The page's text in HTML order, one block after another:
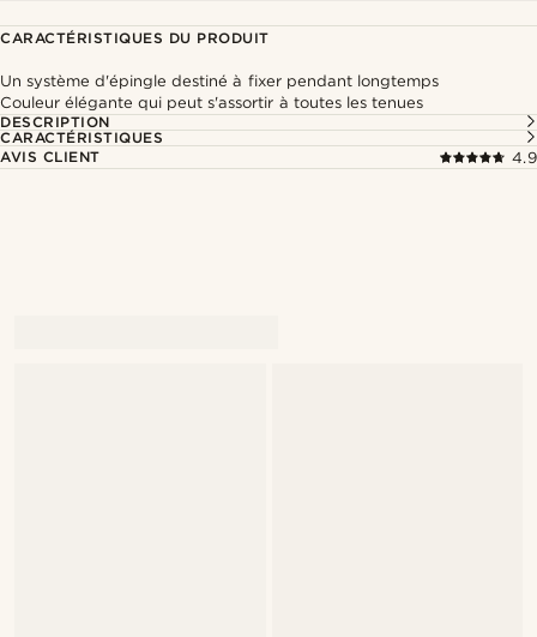
CARACTÉRISTIQUES DU PRODUIT
Un système d'épingle destiné à fixer pendant longtemps
Couleur élégante qui peut s'assortir à toutes les tenues
DESCRIPTION
CARACTÉRISTIQUES
AVIS CLIENT
4.9